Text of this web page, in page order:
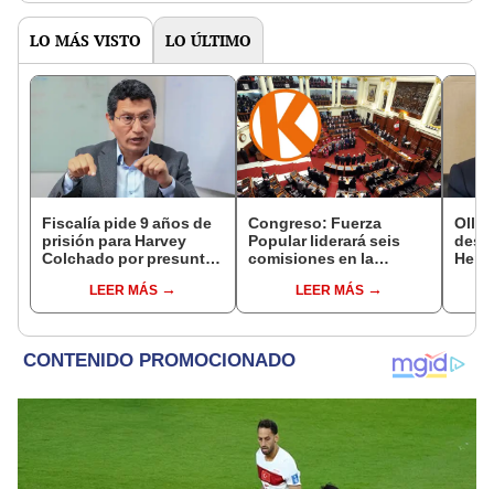
LO MÁS VISTO LO ÚLTIMO
Fiscalía pide 9 años de
prisión para Harvey
Colchado por presunta
incompatible y falsedad
ideológica
LEER MÁS
Congreso: Fuerza
Popular liderará seis
comisiones en la
LEER MÁS